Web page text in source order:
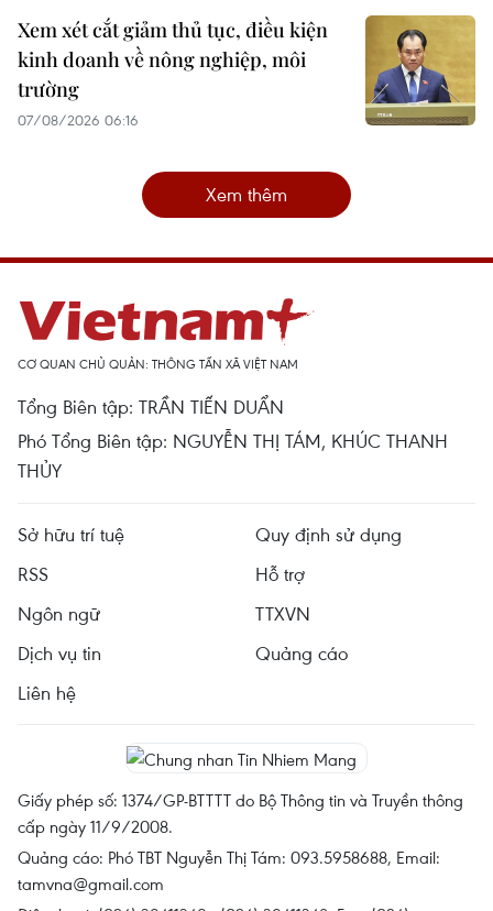
Xem xét cắt giảm thủ tục, điều kiện
kinh doanh về nông nghiệp, môi
trường
07/08/2026 06:16
Xem thêm
CƠ QUAN CHỦ QUẢN: THÔNG TẤN XÃ VIỆT NAM
Tổng Biên tập: TRẦN TIẾN DUẨN
Phó Tổng Biên tập: NGUYỄN THỊ TÁM, KHÚC THANH
THỦY
Sở hữu trí tuệ
Quy định sử dụng
RSS
Hỗ trợ
Ngôn ngữ
TTXVN
Dịch vụ tin
Quảng cáo
Liên hệ
Giấy phép số: 1374/GP-BTTTT do Bộ Thông tin và Truyền thông
cấp ngày 11/9/2008.
Quảng cáo: Phó TBT Nguyễn Thị Tám: 093.5958688, Email:
tamvna@gmail.com